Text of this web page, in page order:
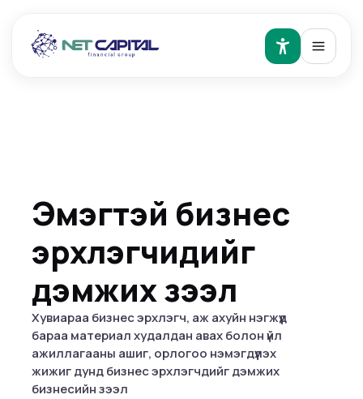
Эмэгтэй бизнес
эрхлэгчидийг
дэмжих зээл
Хувиараа бизнес эрхлэгч, аж ахуйн нэгжүүд
бараа материал худалдан авах болон үйл
ажиллагааны ашиг, орлогоо нэмэгдүүлэх
жижиг дунд бизнес эрхлэгчдийг дэмжих
бизнесийн зээл